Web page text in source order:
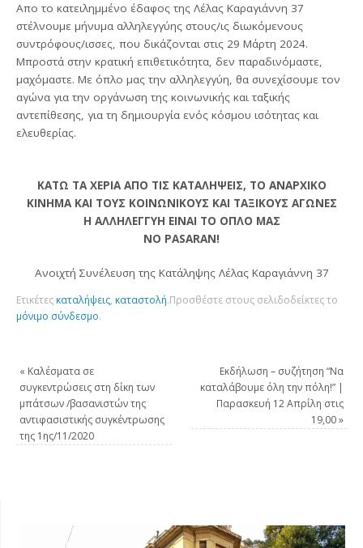
Απο το κατειλημμένο έδαφος της Λέλας Καραγιάννη 37
στέλνουμε μήνυμα αλληλεγγύης στους/ις διωκόμενους
συντρόφους/ισσες, που δικάζονται στις 29 Μάρτη 2024.
Μπροστά στην κρατική επιθετικότητα, δεν παραδινόμαστε,
μαχόμαστε. Με όπλο μας την αλληλεγγύη, θα συνεχίσουμε τον
αγώνα για την οργάνωση της κοινωνικής και ταξικής
αντεπίθεσης, για τη δημιουργία ενός κόσμου ισότητας και
ελευθερίας.
ΚΑΤΩ ΤΑ ΧΕΡΙΑ ΑΠΟ ΤΙΣ ΚΑΤΑΛΗΨΕΙΣ, ΤΟ ΑΝΑΡΧΙΚΟ
ΚΙΝΗΜΑ ΚΑΙ ΤΟΥΣ ΚΟΙΝΩΝΙΚΟΥΣ ΚΑΙ ΤΑΞΙΚΟΥΣ ΑΓΩΝΕΣ
Η ΑΛΛΗΛΕΓΓΥΗ ΕΙΝΑΙ ΤΟ ΟΠΛΟ ΜΑΣ
NO PASARAN!
Ανοιχτή Συνέλευση της Κατάληψης Λέλας Καραγιάννη 37
Ετικέτες καταλήψεις, καταστολή.Προσθέστε στους σελιδοδείκτες το
μόνιμο σύνδεσμο.
« Καλέσματα σε
συγκεντρώσεις στη δίκη των
μπάτσων /βασανιστών της
αντιφασιστικής συγκέντρωσης
της 1ης/11/2020
Εκδήλωση – συζήτηση “Να
καταλάβουμε όλη την πόλη!” |
Παρασκευή 12 Απρίλη στις
19,00»